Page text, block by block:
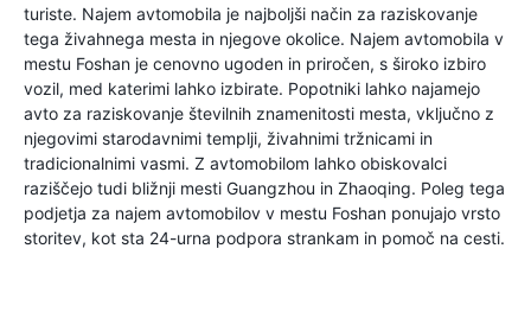
turiste. Najem avtomobila je najboljši način za raziskovanje
tega živahnega mesta in njegove okolice. Najem avtomobila v
mestu Foshan je cenovno ugoden in priročen, s široko izbiro
vozil, med katerimi lahko izbirate. Popotniki lahko najamejo
avto za raziskovanje številnih znamenitosti mesta, vključno z
njegovimi starodavnimi templji, živahnimi tržnicami in
tradicionalnimi vasmi. Z avtomobilom lahko obiskovalci
raziščejo tudi bližnji mesti Guangzhou in Zhaoqing. Poleg tega
podjetja za najem avtomobilov v mestu Foshan ponujajo vrsto
storitev, kot sta 24-urna podpora strankam in pomoč na cesti.